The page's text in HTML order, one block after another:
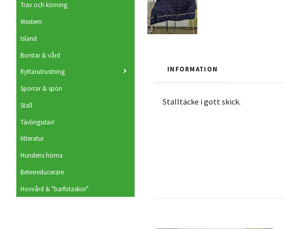
Trav och körning
Western
Island
Borstar & vård
Ryttarutrustning
Sporrar & spön
Stall
Tävlingsdax!
litteratur
Hundens hörna
Betesreducerare
Hovvård & "barfotaskor"
INFORMATION
Stalltäcke i gott skick.